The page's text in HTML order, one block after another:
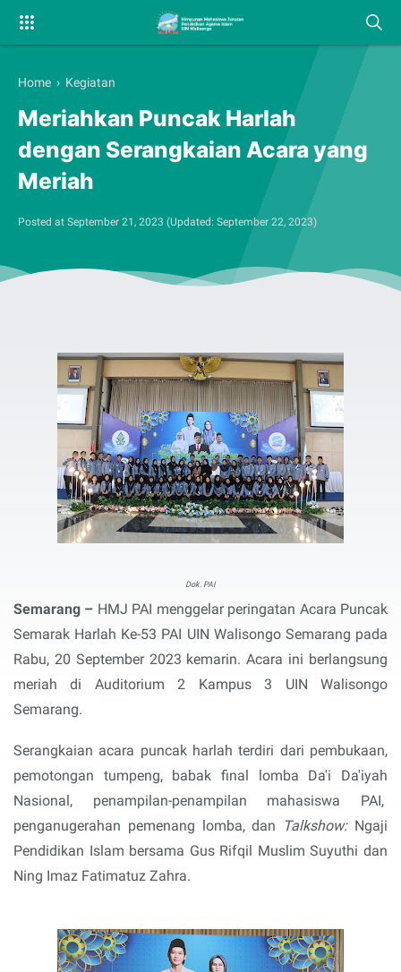
Home › Kegiatan
Meriahkan Puncak Harlah
dengan Serangkaian Acara yang
Meriah
Posted at September 21, 2023 (Updated: September 22, 2023)
Dok. PAI
Semarang – HMJ PAI menggelar peringatan Acara Puncak
Semarak Harlah Ke-53 PAI UIN Walisongo Semarang pada
Rabu, 20 September 2023 kemarin. Acara ini berlangsung
meriah di Auditorium 2 Kampus 3 UIN Walisongo
Semarang.
Serangkaian acara puncak harlah terdiri dari pembukaan,
pemotongan tumpeng, babak final lomba Da'i Da'iyah
Nasional, penampilan-penampilan mahasiswa PAI,
penganugerahan pemenang lomba, dan
Talkshow: Ngaji
Pendidikan Islam bersama Gus Rifqil Muslim Suyuthi dan
Ning Imaz Fatimatuz Zahra.